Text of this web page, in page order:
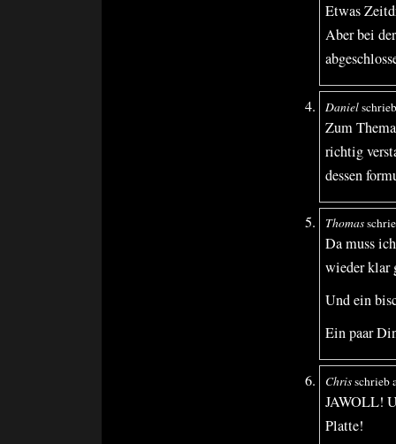
Etwas
Aber bei
Daniel
Zum
richtig
dessen
Thomas
Da muss
wieder klar
Und ein
Ein paar
Chrisschrieb
JAWOLL!
Platte!